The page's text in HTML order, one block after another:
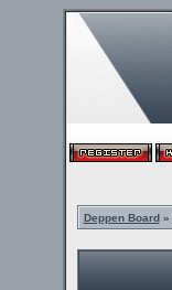
Deppen Board»